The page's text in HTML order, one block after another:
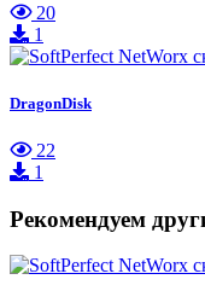
20
1
DragonDisk
22
1
Рекомендуем